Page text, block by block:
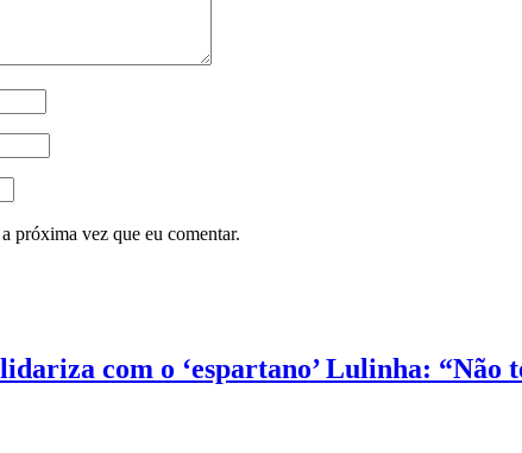
próxima vez que eu comentar.
com o ‘espartano’ Lulinha: